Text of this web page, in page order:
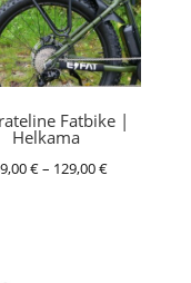
Fatbike |
Helkama
€– 129,00€Hintaluokka: